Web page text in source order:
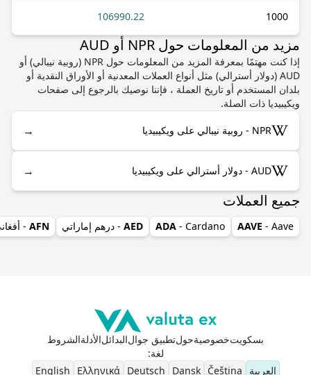
1000
106990.22
مزيد من المعلومات حول NPR أو AUD
إذا كنت مهتمًا بمعرفة المزيد من المعلومات حول NPR (روبية نيبالي) أو
AUD (دولار أسترالي) مثل أنواع العملات المعدنية أو الأوراق النقدية أو
بلدان المستخدم أو تاريخ العملة ، فإننا نوصيك بالرجوع إلى صفحات
ويكيبيديا ذات الصلة.
NPR - روبية نيبالي على ويكيبيديا →
AUD - دولار أسترالي على ويكيبيديا →
جميع العملات
AAVE - Aave
ADA - Cardano
AED - درهم إماراتي AFN
-
بسكويتخصوصيةحولتطبيق جوالالبدائلالأدلةالشروط
لغة:
العربية
Čeština
Dansk
Deutsch
Ελληνικά
English